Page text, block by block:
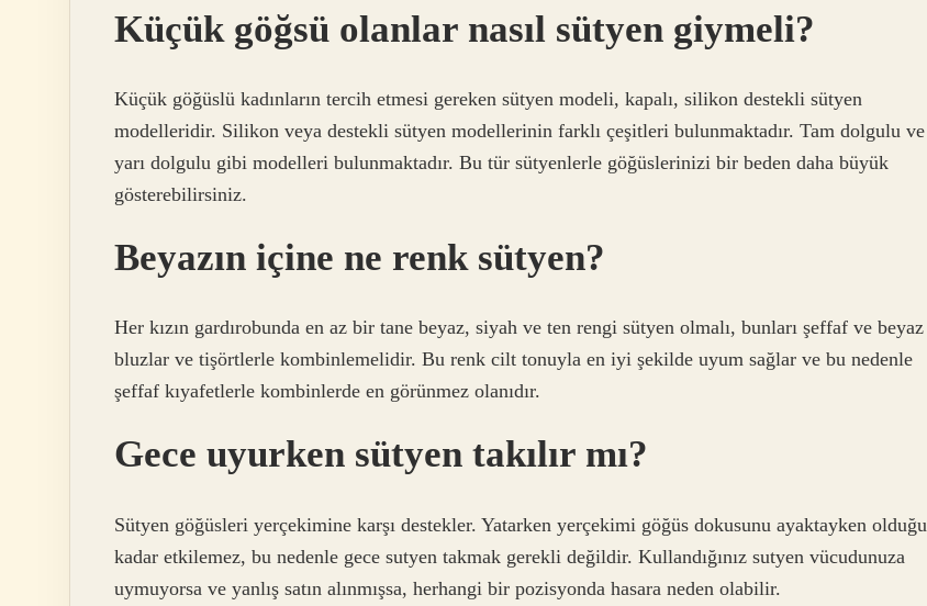
Küçük göğsü olanlar nasıl sütyen giymeli?
Küçük göğüslü kadınların tercih etmesi gereken sütyen modeli, kapalı, silikon destekli sütyen
modelleridir. Silikon veya destekli sütyen modellerinin farklı çeşitleri bulunmaktadır. Tam dolgulu ve
yarı dolgulu gibi modelleri bulunmaktadır. Bu tür sütyenlerle göğüslerinizi bir beden daha büyük
gösterebilirsiniz.
Beyazın içine ne renk sütyen?
Her kızın gardırobunda en az bir tane beyaz, siyah ve ten rengi sütyen olmalı, bunları şeffaf ve beyaz
bluzlar ve tişörtlerle kombinlemelidir. Bu renk cilt tonuyla en iyi şekilde uyum sağlar ve bu nedenle
şeffaf kıyafetlerle kombinlerde en görünmez olanıdır.
Gece uyurken sütyen takılır mı?
Sütyen göğüsleri yerçekimine karşı destekler. Yatarken yerçekimi göğüs dokusunu ayaktayken olduğu
kadar etkilemez, bu nedenle gece sutyen takmak gerekli değildir. Kullandığınız sutyen vücudunuza
uymuyorsa ve yanlış satın alınmışsa, herhangi bir pozisyonda hasara neden olabilir.